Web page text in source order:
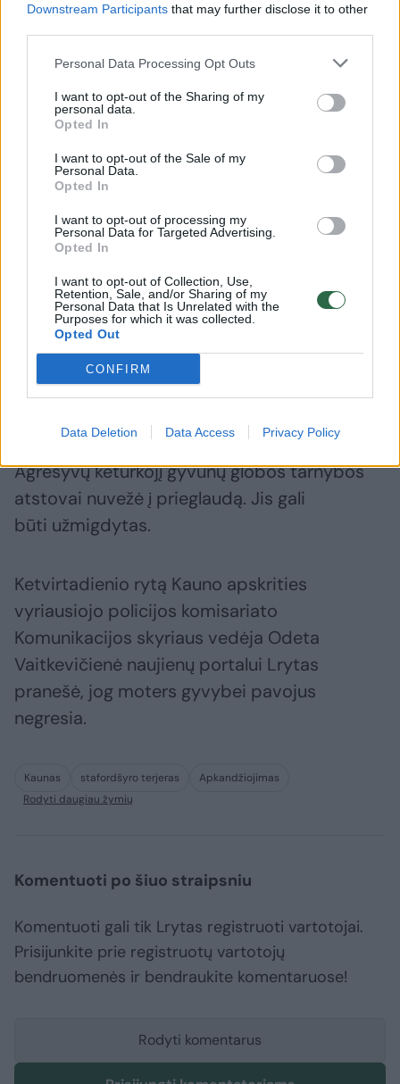
Downstream Participants that may further disclose it to other
Personal Data Processing Opt Outs
I want to opt-out of the Sharing of my
personal data.
Opted In
I want to opt-out of the Sale of my
Personal Data.
Opted In
I want to opt-out of processing my
Personal Data for Targeted Advertising.
Opted In
I want to opt-out of Collection, Use,
Retention, Sale, and/or Sharing of my
Personal Data that Is Unrelated with the
Purposes for which it was collected.
Opted Out
CONFIRM
Data Deletion Data Access Privacy Policy
Šiauliuose šuo sukandžiojo
mažametį berniuką – vaikas
gydomas ligoninėje
–
medikų
Greitosios pagalbos brigados juos pristatė į
Kauno klinikas. Moteris sukandžiota stipriai, o
jos sūnus patyrė lengvesnius sužalojimus.
Agresyvų keturkojį gyvūnų globos tarnybos
atstovai nuvežė į prieglaudą. Jis gali
būti užmigdytas.
Ketvirtadienio rytą Kauno apskrities
vyriausiojo policijos komisariato
Komunikacijos skyriaus vedėja Odeta
Vaitkevičienė naujienų portalui Lrytas
pranešė, jog moters gyvybei pavojus
negresia.
Kaunas stafordšyro terjeras
Apkandžiojimas
Rodyti daugiau žymių
Komentuoti po šiuo straipsniu
Komentuoti gali tik Lrytas registruoti vartotojai.
Prisijunkite prie registruotų vartotojų
bendruomenės ir bendraukite komentaruose!
Rodyti komentarus